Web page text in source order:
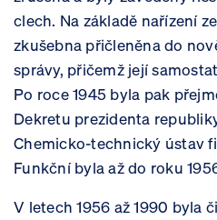
clech. Na základě nařízení
zkušebna přičleněna do
správy, přičemž její
Po roce 1945 byla pak
Dekretu prezidenta
Chemicko-technický ústav
Funkční byla až do roku
V letech 1956 až 1990 byla